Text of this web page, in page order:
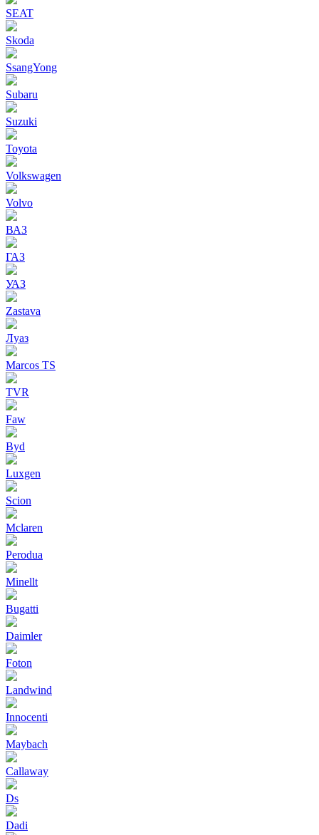
SEAT
Skoda
SsangYong
Subaru
Suzuki
Toyota
Volkswagen
Volvo
ВАЗ
ГАЗ
УАЗ
Zastava
Луаз
Marcos TS
TVR
Faw
Byd
Luxgen
Scion
Mclaren
Perodua
Minellt
Bugatti
Daimler
Foton
Landwind
Innocenti
Maybach
Callaway
Ds
Dadi